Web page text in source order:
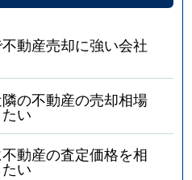
動産売却に強い会社
の不動産の売却相場
い
動産の査定価格を相
い